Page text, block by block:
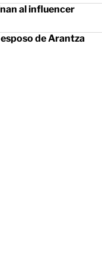
al influencer
de Arantza